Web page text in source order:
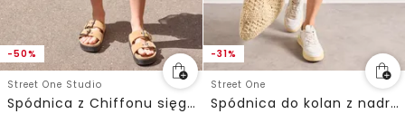
-50%
Street One Studio
Spódnica z Chiffonu sięgająca do kolan z nadrukiem
-31%
Street One
Spódnica do kolan z nadrukiem i falbaną